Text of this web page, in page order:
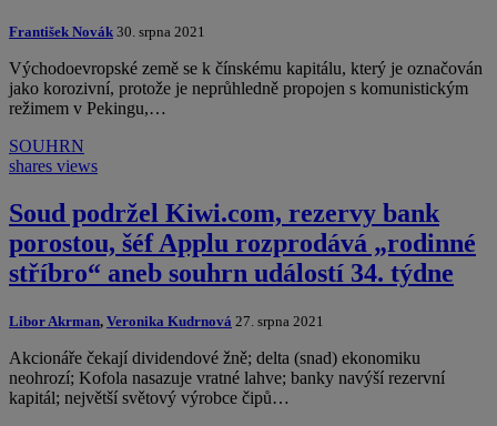
František Novák 30. srpna 2021
Východoevropské země se k čínskému kapitálu, který je označován
jako korozivní, protože je neprůhledně propojen s komunistickým
režimem v Pekingu,…
SOUHRN
shares views
Soud podržel Kiwi.com, rezervy bank
porostou, šéf Applu rozprodává „rodinné
stříbro“ aneb souhrn událostí 34. týdne
Libor Akrman, Veronika Kudrnová 27. srpna 2021
Akcionáře čekají dividendové žně; delta (snad) ekonomiku
neohrozí; Kofola nasazuje vratné lahve; banky navýší rezervní
kapitál; největší světový výrobce čipů…